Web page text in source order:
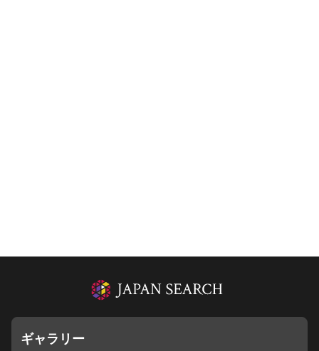
ギャラリー